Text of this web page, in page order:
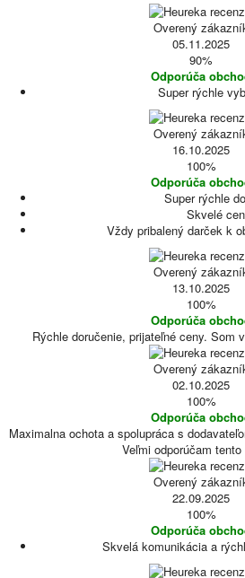
Overený
05.11.2025
90%
Odporúča
Super rýchle
Overený
16.10.2025
100%
Odporúča
Super rýchle
Skvelé
Vždy pribalený darček k
Overený
13.10.2025
100%
Odporúča
Rýchle doručenie, prijateľné ceny. Som
Overený
02.10.2025
100%
Odporúča
Maximalna ochota a spolupráca s
Veľmi odporúčam tento
Overený
22.09.2025
100%
Odporúča
Skvelá komunikácia a